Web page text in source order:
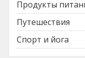
Продукты
Путешествия
Спорт и йога